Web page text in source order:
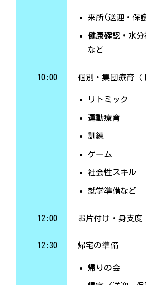
来所(送迎・保
健康確認・水
など
10:00 個別・集団療育（
リトミック
運動療育
訓練
ゲーム
社会性スキル
就学準備など
12:00 お片付け・身支度
12:30 帰宅の準備
帰りの会